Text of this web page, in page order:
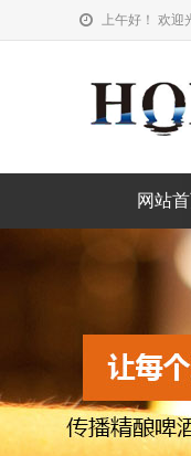
上午好！ 欢
网站